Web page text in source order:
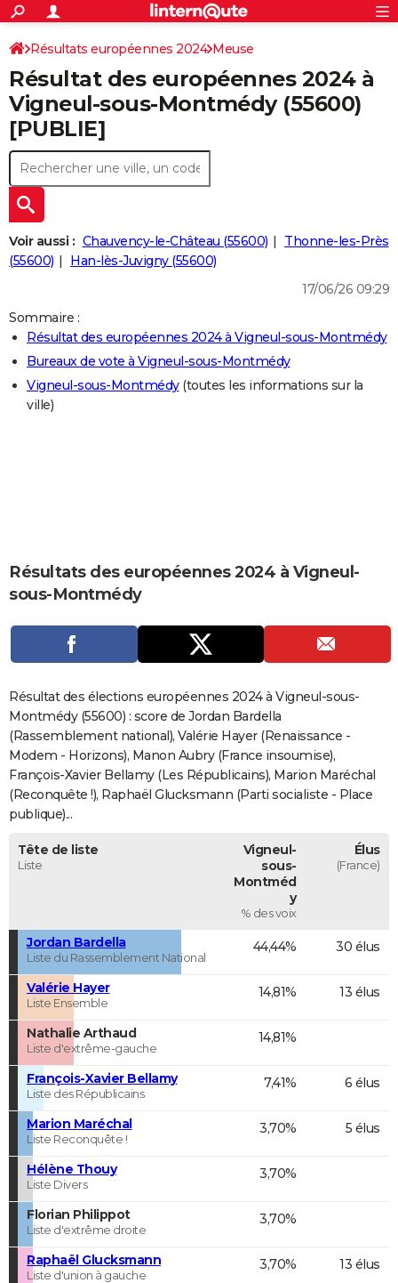
ACTUALITÉS
Politique
Société
Faits Divers
Education
Monde
Villes
+
SPORT
Coupe du monde 2026
Football
Tennis
Cyclisme
Rugby
Forum
CULTURE
Programme TV
TNT
Streaming
Cinéma
Sorties cinéma
Musique
+FINANCE
Retraite
Impôts
Epargne
Immobilier
Risques naturels par ville
Banque
Assurance
CréditAUTO
Essais
Réserver un essai
Citadines
Berlines
SUV
Forum auto
+HIGH-TECH
Mobiles
Meilleur smartphone
Internet
Ordinateurs
Jeux vidéo
Guide high-tech
+
BRICOLAGE
Forum
Aménagement intérieur
Extérieur
Cuisine
Salle de bains
Jardinage
Rangement
+
LIFESTYLE
Art de vivre
Bien-être
Loisirs
Mode
Modes de vie
SANTE
Alimentation
Guide de la santé
Maladies
Médicaments
Sommeil
VOYAGE
Destinations
City break
Voyage nature
Voyage de noces
DICTIONNAIRE
Dictionnaire
Biographies
Citations
Expressions
Proverbes
PROGRAMME TV
COPAINS D'AVANT
FORUM
Bricolage
Lifestyle
Culture
Sport
Auto
Television
Voyage
Cinema
S'inscrire
Connexion
Résultats européennes 2024 Meuse
Résultat des européennes 2024 à
Vigneul-sous-Montmédy (55600)
[PUBLIE]
Voir aussi : Chauvency-le-Château (55600)
Thonne-les-Près
(55600)
Han-lès-Juvigny (55600)
17/06/26 09:29
Sommaire :
Résultat des européennes 2024 à Vigneul-sous-Montmédy
Bureaux de vote à Vigneul-sous-Montmédy
Vigneul-sous-Montmédy(toutes les informations sur la
ville)
Résultats des européennes 2024 à Vigneul-
sous-Montmédy
Résultat des élections européennes 2024 à Vigneul-sous-
Montmédy (55600) : score de Jordan Bardella
(Rassemblement national), Valérie Hayer (Renaissance -
Modem - Horizons), Manon Aubry (France insoumise),
François-Xavier Bellamy (Les Républicains), Marion Maréchal
(Reconquête !), Raphaël Glucksmann (Parti socialiste - Place
publique)...
Tête de liste
Liste
Vigneul-
sous-
Montméd
y
% des voix
Élus
(France)
Jordan Bardella
Liste du Rassemblement National
44,44% 30 élus
Valérie Hayer
Liste Ensemble
14,81% 13 élus
Nathalie Arthaud
Liste d'extrême-gauche
14,81%
François-Xavier Bellamy
Liste des Républicains
7,41% 6 élus
Marion Maréchal
Liste Reconquête !
3,70% 5 élus
Hélène Thouy
Liste Divers
3,70%
Florian Philippot
Liste d'extrême droite
3,70%
Raphaël Glucksmann
Liste d'union à gauche
3,70% 13 élus